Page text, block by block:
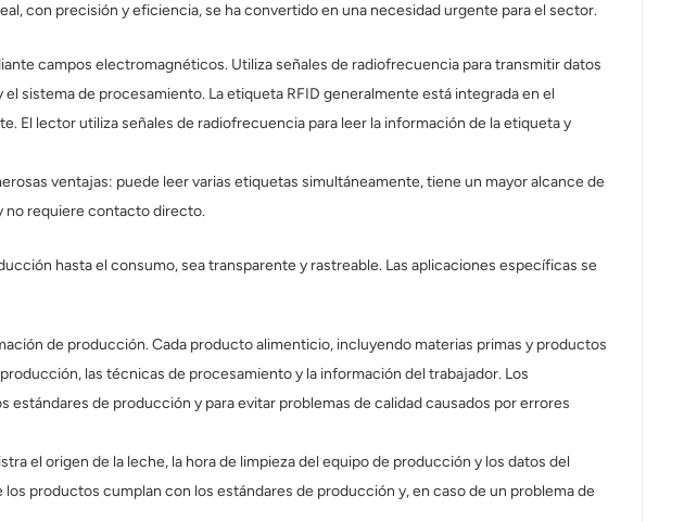
con precisión y eficiencia, se ha convertido en una necesidad urgente para el sector.
campos electromagnéticos. Utiliza señales de radiofrecuencia para transmitir datos
sistema de procesamiento. La etiqueta RFID generalmente está integrada en el
El lector utiliza señales de radiofrecuencia para leer la información de la etiqueta y
ventajas: puede leer varias etiquetas simultáneamente, tiene un mayor alcance de
no requiere contacto directo.
hasta el consumo, sea transparente y rastreable. Las aplicaciones específicas se
de producción. Cada producto alimenticio, incluyendo materias primas y productos
las técnicas de procesamiento y la información del trabajador. Los
de producción y para evitar problemas de calidad causados ​​por errores
el origen de la leche, la hora de limpieza del equipo de producción y los datos del
productos cumplan con los estándares de producción y, en caso de un problema de